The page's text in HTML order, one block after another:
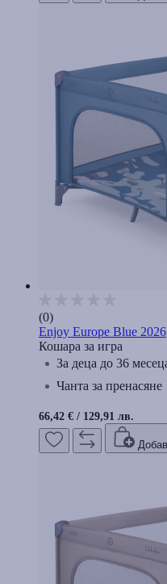
(0)
Enjoy Europe Blue 2026
Кошара за игра
За деца до 36
Чанта за пренасяне
66,42 € / 129,91 лв.